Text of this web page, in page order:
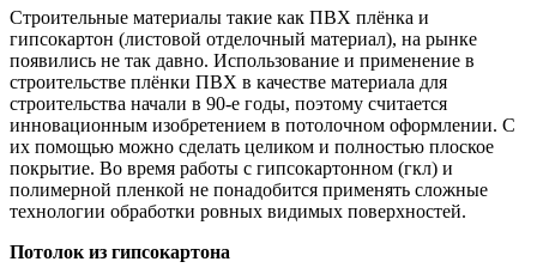
Строительные материалы такие как ПВХ плёнка и
гипсокартон (листовой отделочный материал), на рынке
появились не так давно. Использование и применение в
строительстве плёнки ПВХ в качестве материала для
строительства начали в 90-е годы, поэтому считается
инновационным изобретением в потолочном оформлении. С
их помощью можно сделать целиком и полностью плоское
покрытие. Во время работы с гипсокартонном (гкл) и
полимерной пленкой не понадобится применять сложные
технологии обработки ровных видимых поверхностей.
Потолок из гипсокартона